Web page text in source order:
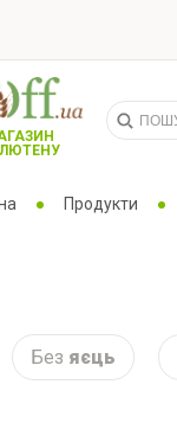
Продукти
Без яєць